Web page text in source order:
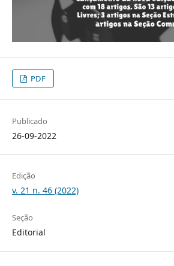
PDF
Publicado
26-09-2022
Edição
v. 21 n. 46 (2022)
Seção
Editorial